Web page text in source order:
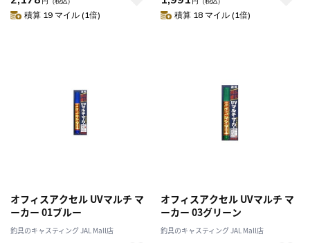
積算 19 マイル (1倍) 積算 18 マイル (1倍)
オフィスアクセル UVマルチ マ
ーカー 01ブルー
釣具のキャスティング JAL Mall店
オフィスアクセル UVマルチ マ
ーカー 03グリーン
釣具のキャスティング JAL Mall店